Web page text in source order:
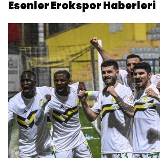
Esenler Erokspor Haberleri